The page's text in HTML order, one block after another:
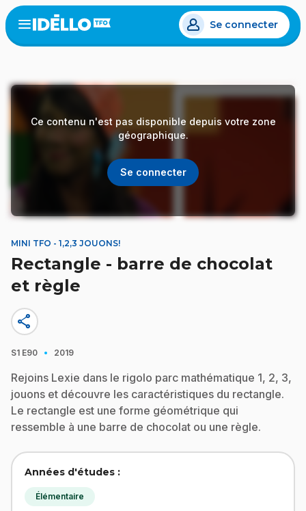
Aller
au
contenu
Open
menu
Se connecter
Ce contenu n'est pas disponible depuis votre zone
géographique.
Se connecter
MINI TFO - 1,2,3 JOUONS!
Rectangle - barre de chocolat
et règle
share
S1 E90 · 2019
Rejoins Lexie dans le rigolo parc mathématique 1, 2, 3,
jouons et découvre les caractéristiques du rectangle.
Le rectangle est une forme géométrique qui
ressemble à une barre de chocolat ou une règle.
Années d'études :
Élémentaire